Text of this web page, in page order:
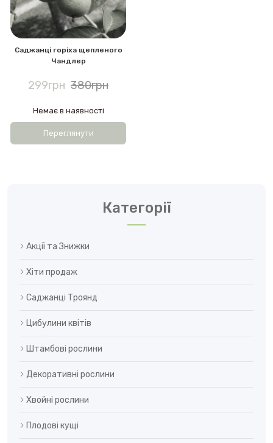
Категорії
Акції та Знижки
Хіти продаж
Саджанці Троянд
Цибулини квітів
Штамбові рослини
Декоративні рослини
Хвойні рослини
Плодові кущі
Саджанці горіха щепленого
Чандлер
299грн 380грн
Немає в наявності
Переглянути